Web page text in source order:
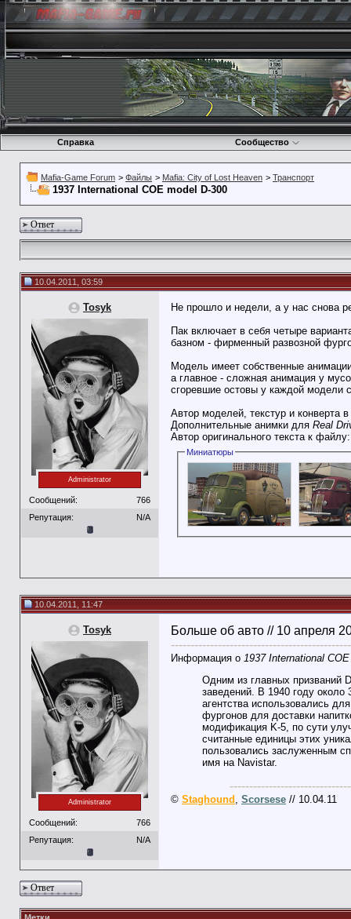
Справка Сообщество
Mafia-Game Forum > Файлы > Mafia: City of Lost Heaven > Транспорт
1937 International COE model D-300
Ответ
10.04.2011, 03:59
Tosyk
Administrator
Сообщений:
766
Репутация:
N/A
Не прошло и недели, а у нас снова
Пак включает в себя четыре
базном - фирменный развозной
Модель имеет собственные
а главное - сложная анимация у
сгоревшие остовы у каждой модели
Автор моделей, текстур и конверта
Дополнительные анимки для Real
Автор оригинального текста к
Миниатюры
10.04.2011, 11:47
Tosyk
Administrator
Сообщений:
766
Репутация:
N/A
Больше об авто // 10 апреля
Информация о 1937 International
Одним из главных призваний
заведений. В 1940 году
агентства использовались
фургонов для доставки
модификация K-5, по сути
считанные единицы этих
пользовались заслуженным
имя на Navistar.
© Staghound Scorsese // 10.04.11
Ответ